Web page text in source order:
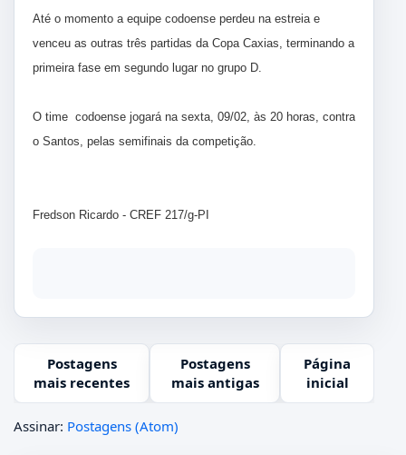
Até o momento a equipe codoense perdeu na estreia e
venceu as outras três partidas da Copa Caxias, terminando a
primeira fase em segundo lugar no grupo D.
O time codoense jogará na sexta, 09/02, às 20 horas, contra
o Santos, pelas semifinais da competição.
Fredson Ricardo - CREF 217/g-PI
Postagens
mais recentes
Postagens
mais antigas
Página
inicial
Assinar: Postagens (Atom)